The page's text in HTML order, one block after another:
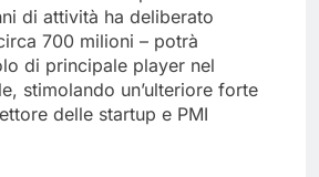
di attività ha deliberato
700 milioni – potrà
di principale player nel
stimolando un’ulteriore forte
delle startup e PMI